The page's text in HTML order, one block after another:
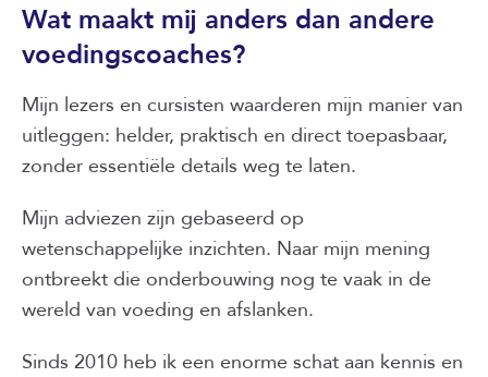
Wat maakt mij anders dan andere
voedingscoaches?
Mijn lezers en cursisten waarderen mijn manier van
uitleggen: helder, praktisch en direct toepasbaar,
zonder essentiële details weg te laten.
Mijn adviezen zijn gebaseerd op
wetenschappelijke inzichten. Naar mijn mening
ontbreekt die onderbouwing nog te vaak in de
wereld van voeding en afslanken.
Sinds 2010 heb ik een enorme schat aan kennis en